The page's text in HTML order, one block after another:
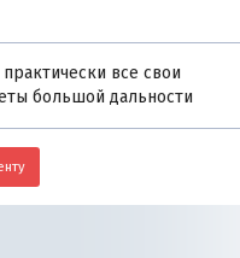
все свои
большой дальности